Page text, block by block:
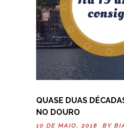
QUASE DUAS
NO DOURO
10 DE MAIO, 2018 BY